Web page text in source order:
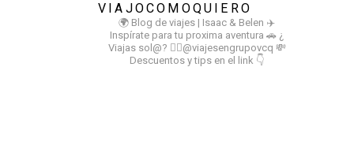
VIAJOCOMOQUIERO
🌍 Blog de viajes | Isaac & Belen ✈️
Inspírate para tu proxima aventura 🚗 ¿
Viajas sol@? 👉🏻@viajesengrupovcq 💸
Descuentos y tips en el link 👇